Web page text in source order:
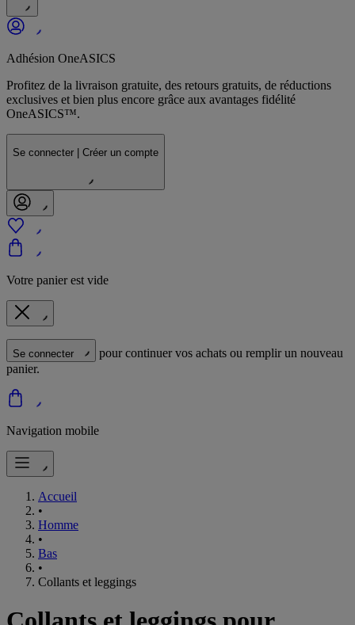
Adhésion OneASICS
Profitez de la livraison gratuite, des retours gratuits, de réductions
exclusives et bien plus encore grâce aux avantages fidélité
OneASICS™.
Se connecter | Créer un compte
Votre panier est vide
Se connecter
pour continuer vos achats ou remplir un nouveau
panier.
Navigation mobile
Accueil
•
Homme
•
Bas
•
Collants et leggings